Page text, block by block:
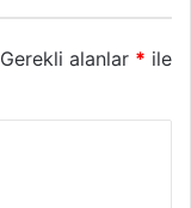
Gerekli alanlar * ile